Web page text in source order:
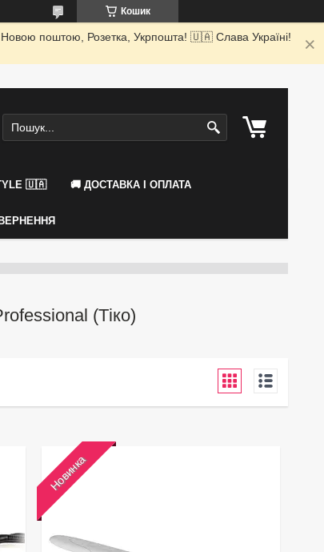
Кошик
поштою, Розетка, Укрпошта! 🇺🇦 Слава Україні!
🇺🇦 🚚 ДОСТАВКА І ОПЛАТА
(Тіко)
Новинка